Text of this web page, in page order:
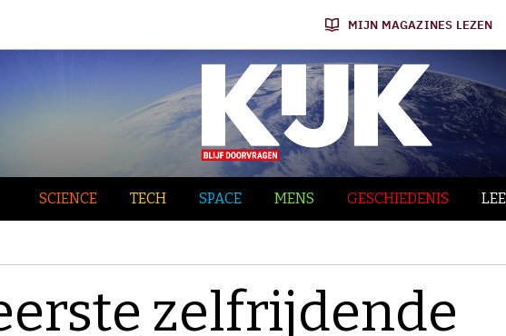
MIJN MAGAZINES LEZEN
SCIENCE TECH SPACE MENS GESCHIEDENIS
zelfrijdende